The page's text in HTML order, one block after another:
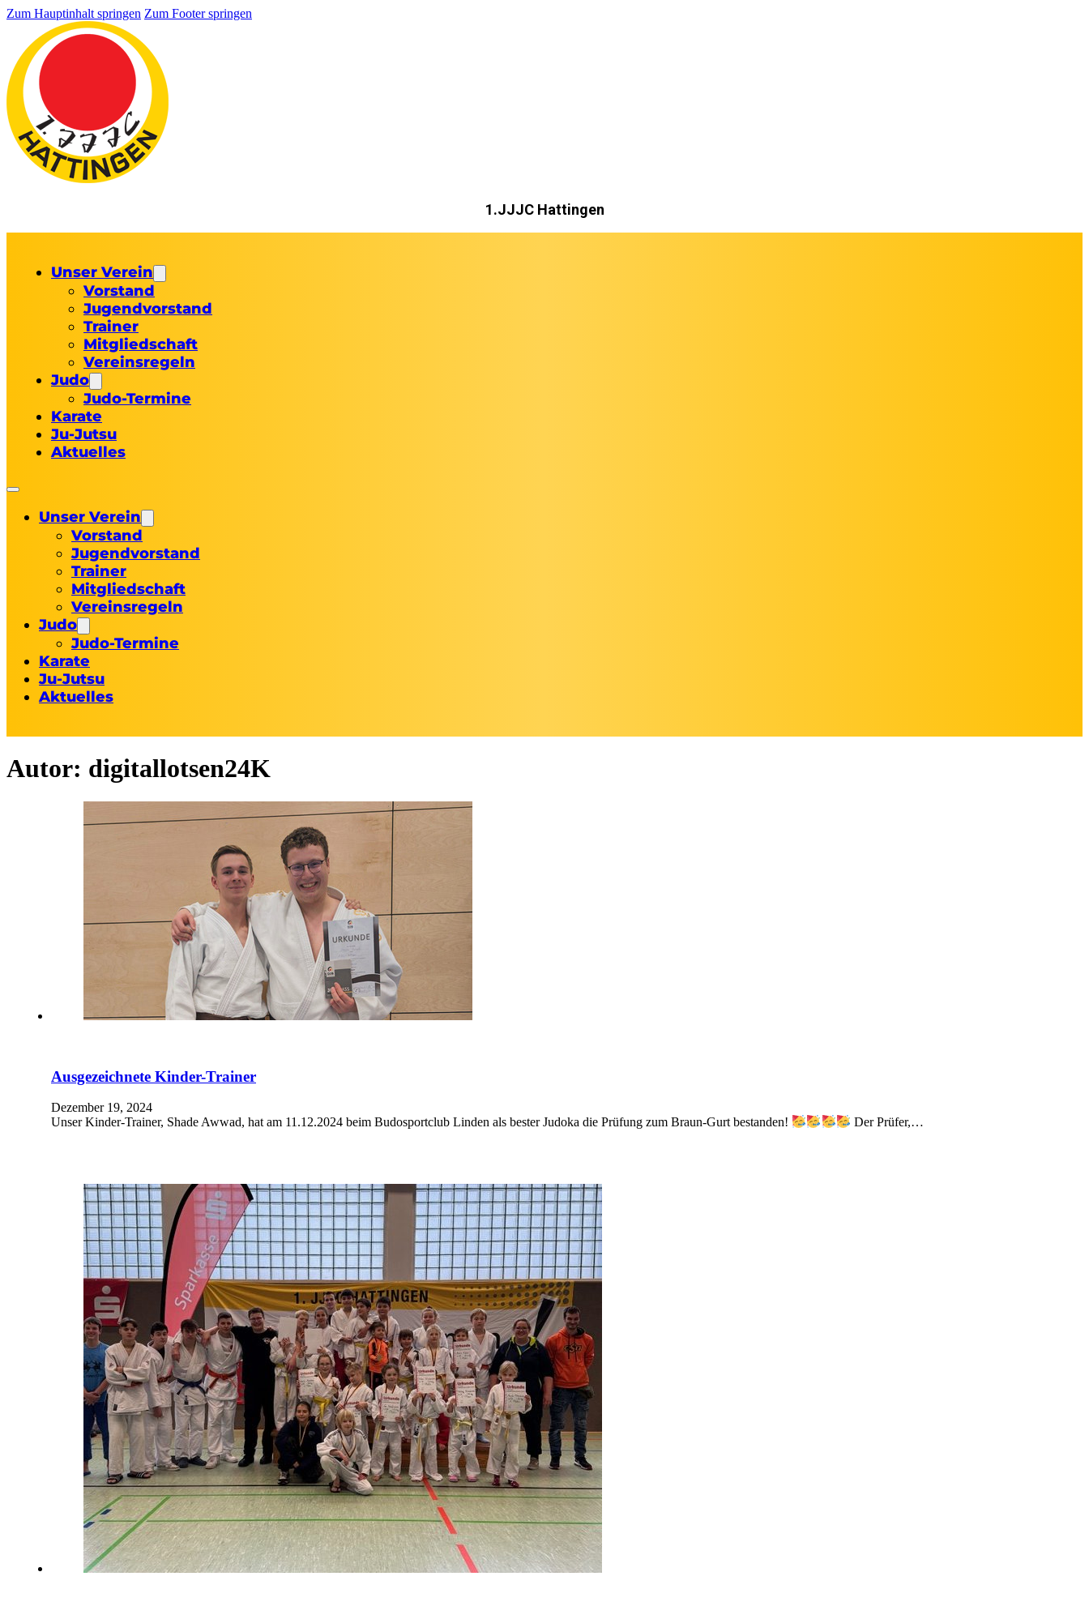
Zum Hauptinhalt springen Zum Footer springen
1.JJJC Hattingen
Unser Verein
Vorstand
Jugendvorstand
Trainer
Mitgliedschaft
Vereinsregeln
Judo
Judo-Termine
Karate
Ju-Jutsu
Aktuelles
Unser Verein
Vorstand
Jugendvorstand
Trainer
Mitgliedschaft
Vereinsregeln
Judo
Judo-Termine
Karate
Ju-Jutsu
Aktuelles
Autor: digitallotsen24K
Ausgezeichnete Kinder-Trainer
Dezember 19, 2024
Unser Kinder-Trainer, Shade Awwad, hat am 11.12.2024 beim Budosportclub Linden als bester Judoka die Prüfung zum Braun-Gurt bestanden!
Der Prüfer,…